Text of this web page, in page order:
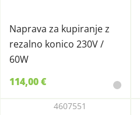
Naprava za kupiranje z
rezalno konico 230V /
60W
114,00 €
4607551